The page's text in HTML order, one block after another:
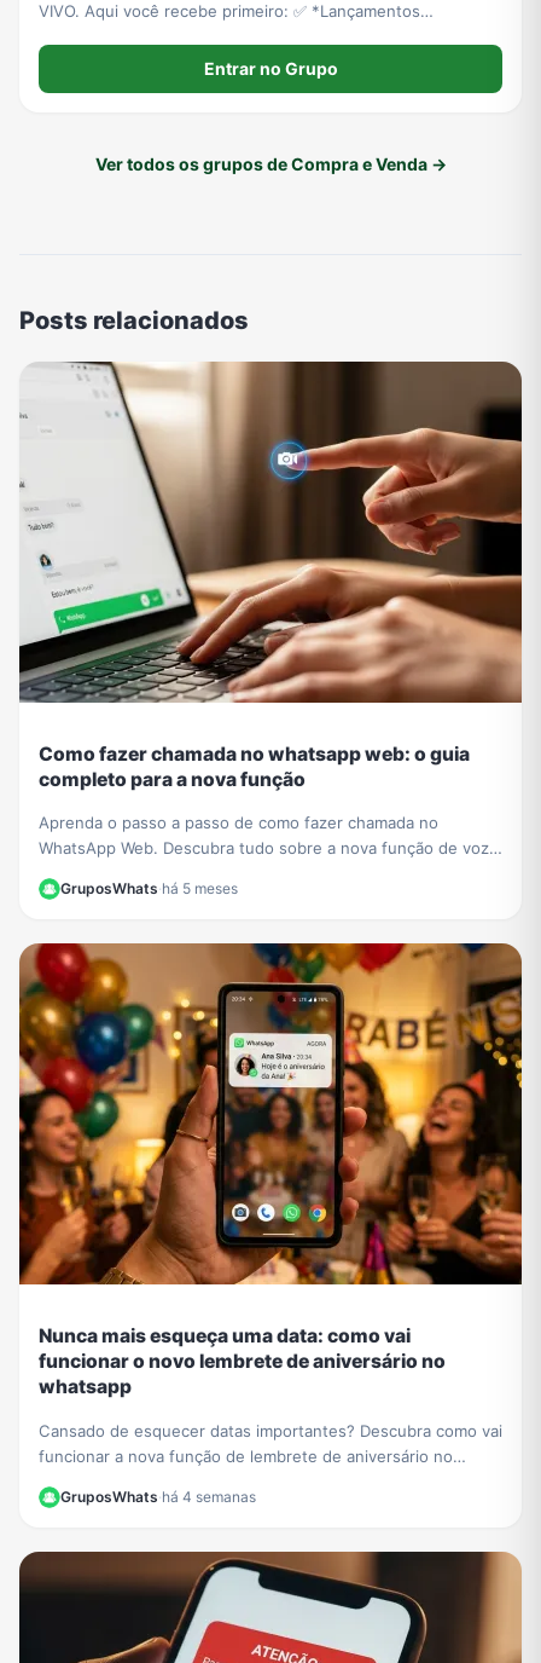
VIVO. Aqui você recebe primeiro: ✅ *Lançamentos
LIMITADO* - Edições que não voltam.
Entrar no Grupo
Ver todos os grupos de Compra e Venda →
Posts relacionados
Como fazer chamada no whatsapp web: o guia
completo para a nova função
Aprenda o passo a passo de como fazer chamada no
WhatsApp Web. Descubra tudo sobre a nova função de voz
e vídeo que chegou ao navegador sem instalar nada.
GruposWhats·há 5 meses
Nunca mais esqueça uma data: como vai
funcionar o novo lembrete de aniversário no
whatsapp
Cansado de esquecer datas importantes? Descubra como vai
funcionar a nova função de lembrete de aniversário no
GruposWhats·há 4 semanas